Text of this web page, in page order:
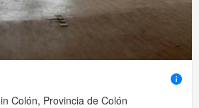
in Colón, Provincia de Colón